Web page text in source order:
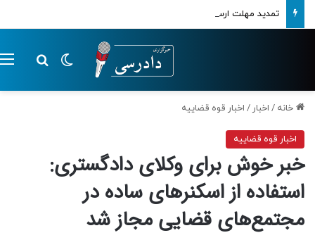
تمدید مهلت ارسال اظهارنامه‌های مالیاتی تا پایان تابستان 1405
تغییر پوسته
خانه / اخبار / اخبار قوه قضاییه
اخبار قوه قضاییه
خبر خوش برای وکلای دادگستری:
استفاده از اسکنرهای ساده در
مجتمع‌های قضایی مجاز شد